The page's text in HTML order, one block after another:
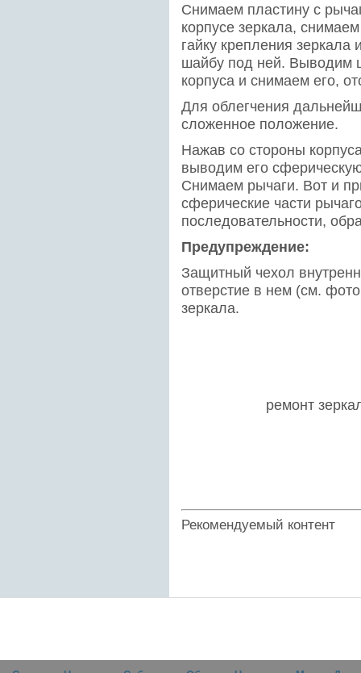
Снимаем пластину с
корпусе зеркала,
гайку крепления
шайбу под ней. Выводим
корпуса и снимаем его,
Для облегчения
сложенное положение.
Нажав со стороны
выводим его
Снимаем рычаги. Вот и
сферические части
последовательности,
Предупреждение:
Защитный чехол
отверстие в нем (см.
зеркала.
ремонт
Рекомендуемый контент